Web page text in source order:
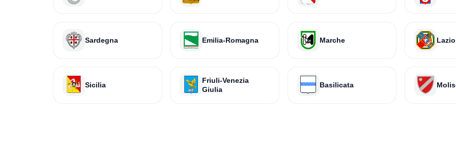
Sardegna Emilia-Romagna Marche Lazio
Sicilia
Friuli-Venezia
Giulia
Basilicata